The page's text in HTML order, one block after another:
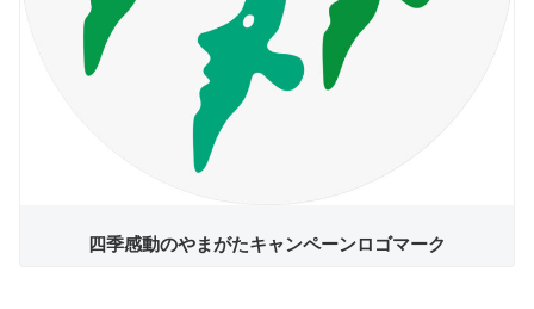
四季感動のやまがたキャンペーンロゴマーク